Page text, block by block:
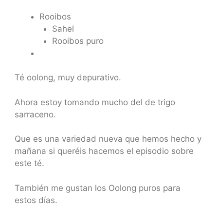
Rooibos
Sahel
Rooibos puro
Té oolong, muy depurativo.
Ahora estoy tomando mucho del de trigo
sarraceno.
Que es una variedad nueva que hemos hecho y
mañana si queréis hacemos el episodio sobre
este té.
También me gustan los Oolong puros para
estos días.